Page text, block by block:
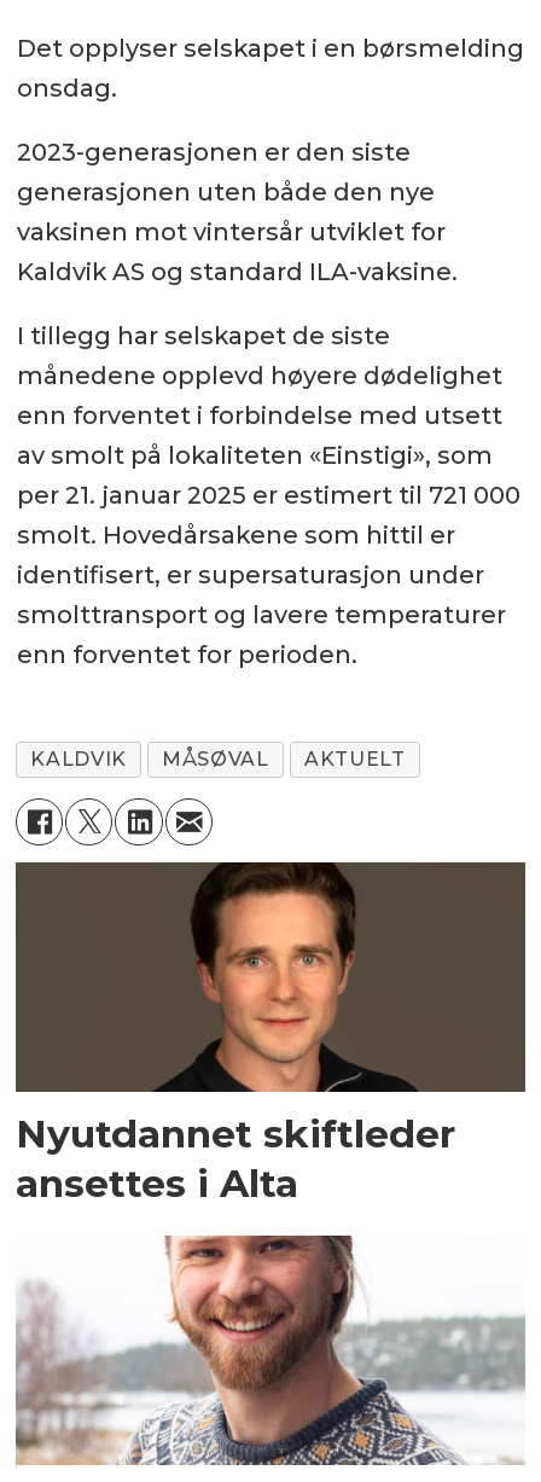
Det opplyser selskapet i en børsmelding
onsdag.
2023-generasjonen er den siste
generasjonen uten både den nye
vaksinen mot vintersår utviklet for
Kaldvik AS og standard ILA-vaksine.
I tillegg har selskapet de siste
månedene opplevd høyere dødelighet
enn forventet i forbindelse med utsett
av smolt på lokaliteten «Einstigi», som
per 21. januar 2025 er estimert til 721 000
smolt. Hovedårsakene som hittil er
identifisert, er supersaturasjon under
smolttransport og lavere temperaturer
enn forventet for perioden.
KALDVIK MÅSØVAL AKTUELT
Nyutdannet skiftleder
ansettes i Alta